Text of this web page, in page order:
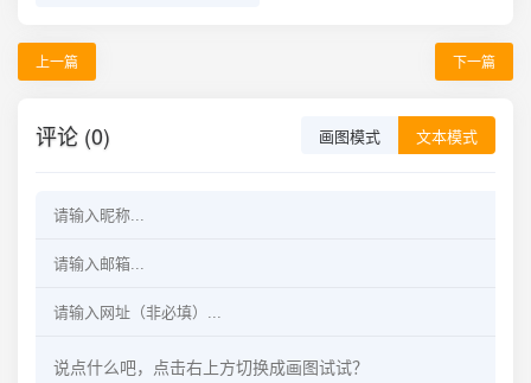
上一篇 下一篇
评论 (0) 画图模式 文本模式